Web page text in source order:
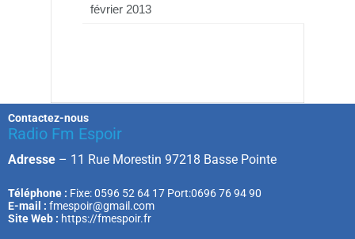
février 2013
Contactez-nous
Radio Fm Espoir
Adresse – 11 Rue Morestin 97218 Basse Pointe
Téléphone : Fixe: 0596 52 64 17 Port:0696 76 94 90
E-mail : fmespoir@gmail.com
Site Web : https://fmespoir.fr